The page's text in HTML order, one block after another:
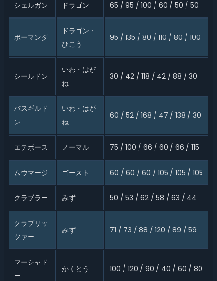
シェルガン ドラゴン 65 / 95 / 100 / 60 / 50 / 50
ボーマンダ
ドラゴン・
ひこう
95 / 135 / 80 / 110 / 80 / 100
シールドン
いわ・はが
ね
30 / 42 / 118 / 42 / 88 / 30
バスギルド
ン
いわ・はが
ね
60 / 52 / 168 / 47 / 138 / 30
エテボース ノーマル 75 / 100 / 66 / 60 / 66 / 115
ムウマージ ゴースト 60 / 60 / 60 / 105 / 105 / 105
クラブラー みず 50 / 53 / 62 / 58 / 63 / 44
クラブリッ
ツァー
みず 71 / 73 / 88 / 120 / 89 / 59
マーシャド
ー
かくとう 100 / 120 / 90 / 40 / 60 / 80